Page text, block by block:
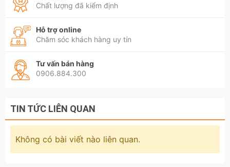
Chất lượng đã kiểm định
Hỗ trợ online
Chăm sóc khách hàng uy tín
Tư vấn bán hàng
0906.884.300
TIN TỨC LIÊN QUAN
Không có bài viết nào liên quan.